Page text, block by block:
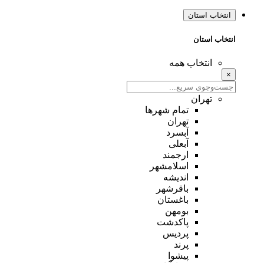
انتخاب استان
انتخاب استان
انتخاب همه
×
تهران
تمام شهر‌ها
تهران
آبسرد
آبعلی
ارجمند
اسلامشهر
اندیشه
باقرشهر
باغستان
بومهن
پاکدشت
پردیس
پرند
پیشوا